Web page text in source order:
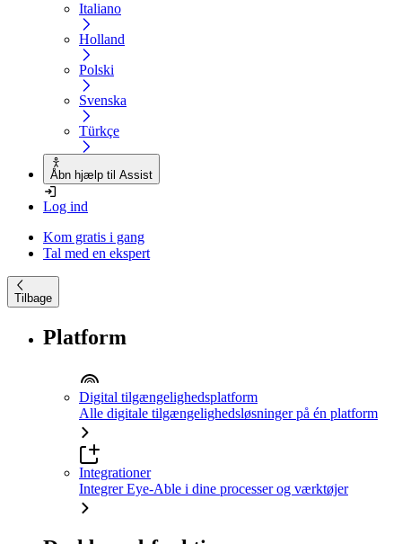
Italiano
Holland
Polski
Svenska
Türkçe
Åbn hjælp til Assist
Log ind
Kom gratis i gang
Tal med en ekspert
Tilbage
Platform
Digital tilgængelighedsplatform
Alle digitale tilgængelighedsløsninger på én platform
Integrationer
Integrer Eye-Able i dine processer og værktøjer